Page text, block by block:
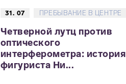
31. 07 ПРЕБЫВАНИЕ В ЦЕНТРЕ
Четверной лутц против
оптического
интерферометра: история
фигуриста Ни...